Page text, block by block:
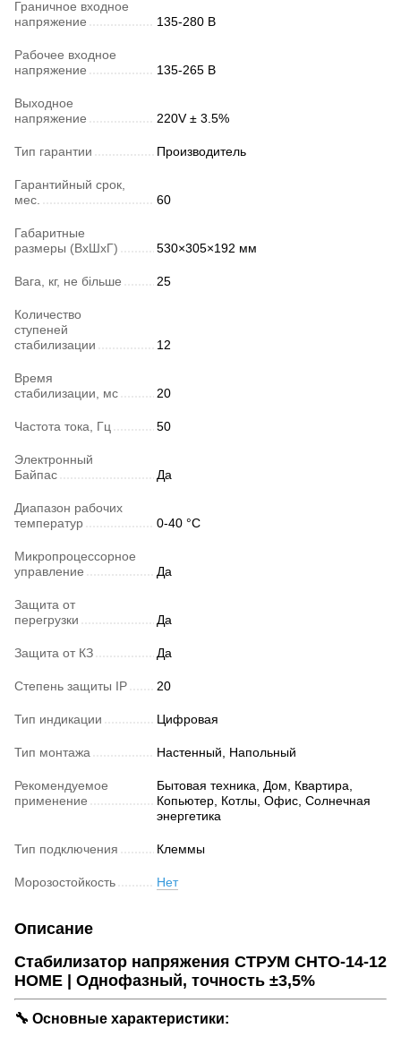
Граничное входное
напряжение
135-280 В
Рабочее входное
напряжение
135-265 В
Выходное
напряжение
220V ± 3.5%
Тип гарантии Производитель
Гарантийный срок,
мес.
60
Габаритные
размеры (ВхШхГ)
530×305×192 мм
Вага, кг, не більше 25
Количество
ступеней
стабилизации
12
Время
стабилизации, мс
20
Частота тока, Гц 50
Электронный
Байпас
Да
Диапазон рабочих
температур
0-40 °C
Микропроцессорное
управление
Да
Защита от
перегрузки
Да
Защита от КЗ Да
Степень защиты IP 20
Тип индикации Цифровая
Тип монтажа Настенный, Напольный
Рекомендуемое
применение
Бытовая техника, Дом, Квартира,
Копьютер, Котлы, Офис, Солнечная
энергетика
Тип подключения Клеммы
Морозостойкость Нет
Описание
Стабилизатор напряжения СТРУМ СНТО-14-12
HOME | Однофазный, точность ±3,5%
🔧 Основные характеристики: